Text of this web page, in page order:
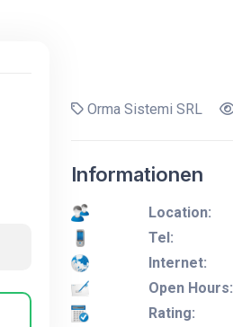
Orma Sistemi SRL
Informationen
Location:
Tel:
Internet:
Open Hours:
Rating: